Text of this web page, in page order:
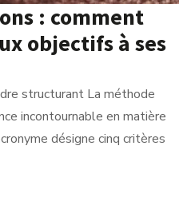
: comment
objectifs à ses
structurant La méthode
incontournable en matière
désigne cinq critères